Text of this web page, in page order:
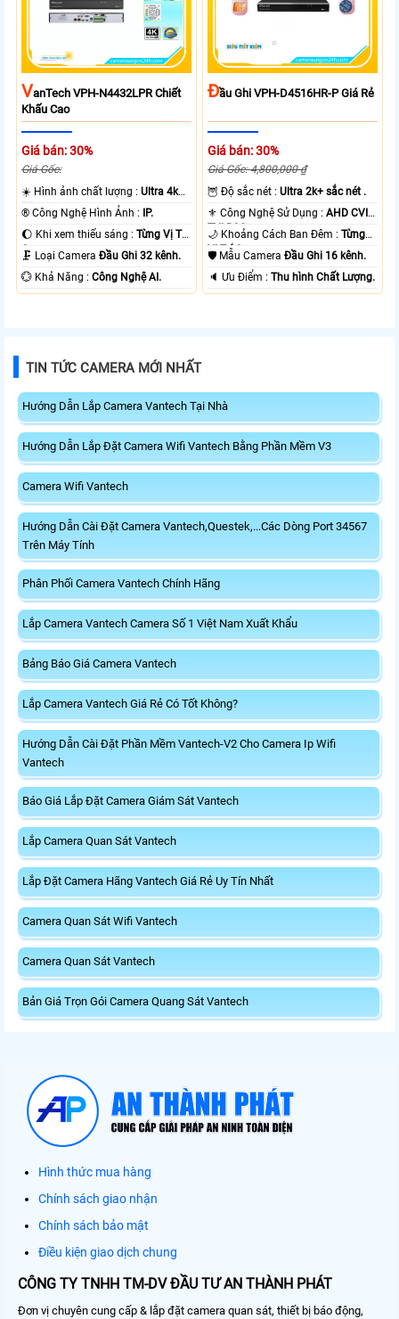
VAnTech VPH-N4432LPR Chiết
Khấu Cao
Giá bán: 30%
Giá Gốc:
☀️ Hình ảnh chất lượng :Ultra 4k
👍🏾 .
®️ Công Nghệ Hình Ảnh :
IP.
🌔 Khi xem thiếu sáng :Từng Vị Trí
Camera .
🗜️ Loại CameraĐầu Ghi 32 kênh.
️💮 Khả Năng :Công Nghệ AI.
ĐẦu Ghi VPH-D4516HR-P Giá Rẻ
Giá bán: 30%
Giá Gốc: 4,800,000 ₫
🦉 Độ sắc nét :Ultra 2k+ sắc nét .
⚜️ Công Nghệ Sử Dụng :AHD CVI
TVI BCS.
🌙 Khoảng Cách Ban Đêm :Từng
Vị Trí Camera .
🛡 Mẫu CameraĐầu Ghi 16 kênh.
️🔈 Ưu Điểm :Thu hình Chất Lượng.
TIN TỨC CAMERA MỚI NHẤT
Hướng Dẫn Lắp Camera Vantech Tại Nhà
Hướng Dẫn Lắp Đặt Camera Wifi Vantech Bằng Phần Mềm V3
Camera Wifi Vantech
Hướng Dẫn Cài Đặt Camera Vantech,Questek,...Các Dòng Port 34567
Trên Máy Tính
Phân Phối Camera Vantech Chính Hãng
Lắp Camera Vantech Camera Số 1 Việt Nam Xuất Khẩu
Bảng Báo Giá Camera Vantech
Lắp Camera Vantech Giá Rẻ Có Tốt Không?
Hướng Dẫn Cài Đặt Phần Mềm Vantech-V2 Cho Camera Ip Wifi
Vantech
Báo Giá Lắp Đặt Camera Giám Sát Vantech
Lắp Camera Quan Sát Vantech
Lắp Đặt Camera Hãng Vantech Giá Rẻ Uy Tín Nhất
Camera Quan Sát Wifi Vantech
Camera Quan Sát Vantech
Bản Giá Trọn Gói Camera Quang Sát Vantech
Hình thức mua hàng
Chính sách giao nhận
Chính sách bảo mật
Điều kiện giao dịch chung
CÔNG TY TNHH TM-DV ĐẦU TƯ AN THÀNH PHÁT
Đơn vị chuyên cung cấp & lắp đặt camera quan sát, thiết bị báo động,